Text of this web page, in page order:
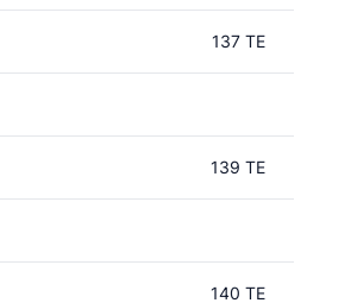
137 TE
139 TE
140 TE